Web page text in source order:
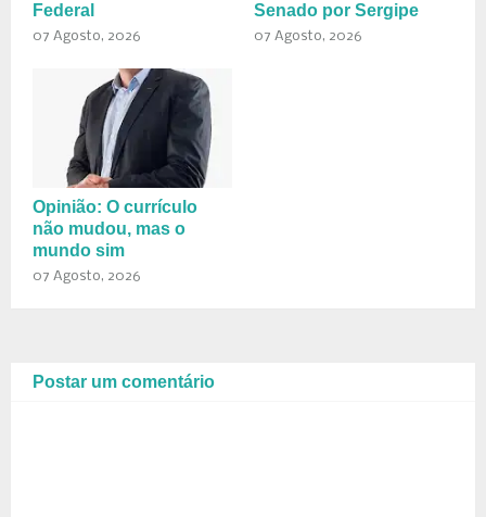
Federal
07 Agosto, 2026
Senado por Sergipe
07 Agosto, 2026
Opinião: O currículo
não mudou, mas o
mundo sim
07 Agosto, 2026
Postar um comentário